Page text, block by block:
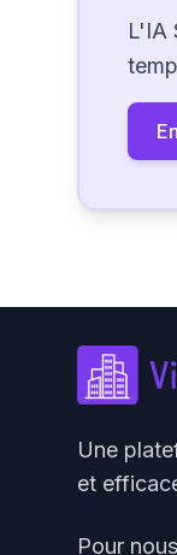
L'IA
Une
et
Pour